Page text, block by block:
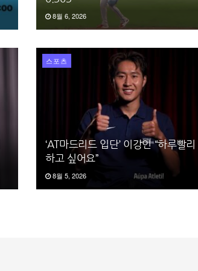
8월 6, 2026
스포츠
‘AT마드리드 입단’ 이강인 “하루빨
하고 싶어요”
8월 5, 2026